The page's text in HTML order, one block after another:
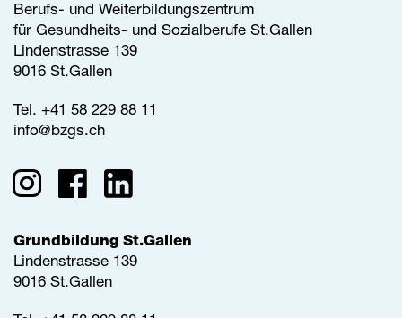
Berufs- und Weiterbildungszentrum
für Gesundheits- und Sozialberufe St.Gallen
Lindenstrasse 139
9016 St.Gallen
Tel. +41 58 229 88 11
info@bzgs.ch
Grundbildung St.Gallen
Lindenstrasse 139
9016 St.Gallen